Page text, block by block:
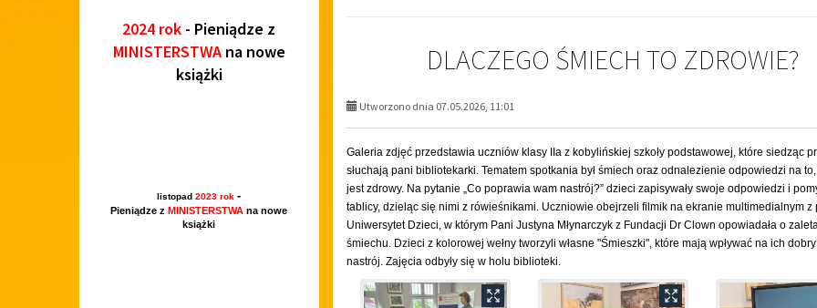
DLACZEGO ŚMIECH TO ZDROWIE?
Utworzono dnia 07.05.2026, 11:01
Galeria zdjęć przedstawia uczniów klasy IIa z kobylińskiej szkoły podstawowej, które siedząc
słuchają pani bibliotekarki. Tematem spotkania był śmiech oraz odnalezienie odpowiedzi na
jest zdrowy. Na pytanie „Co poprawia wam nastrój?” dzieci zapisywały swoje odpowiedzi i
tablicy, dzieląc się nimi z rówieśnikami. Uczniowie obejrzeli filmik na ekranie multimedialnym z
Uniwersytet Dzieci, w którym Pani Justyna Młynarczyk z Fundacji Dr Clown opowiadała o
śmiechu.Dzieci z kolorowej wełny tworzyli własne "Śmieszki", które mają wpływać na ich dobry
nastrój. Zajęcia odbyły się w holu biblioteki.
2024 rok - Pieniądze z
MINISTERSTWA na nowe
książki
listopad 2023 rok -
Pieniądze zMINISTERSTWA na nowe
książki